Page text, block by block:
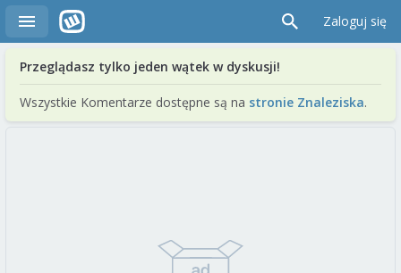
Zaloguj się
Przeglądasz tylko jeden wątek w dyskusji!
Wszystkie Komentarze dostępne są na stronie Znaleziska.